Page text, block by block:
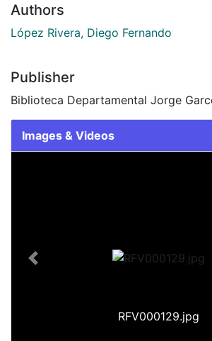
Authors
López Rivera, Diego Fernando
Publisher
Biblioteca Departamental Jorge
Images & Videos
RFV000129.jpg
Previous